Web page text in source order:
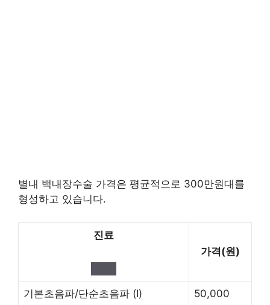
별내 백내장수술 가격은 평균적으로 300만원대를
형성하고 있습니다.
진료
가격(원)
기본초음파/단순초음파 (Ⅰ) 50,000